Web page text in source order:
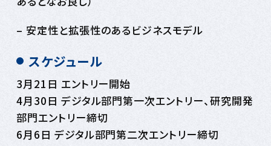
– 安定性と拡張性のあるビジネスモデル
スケジュール
3月21日 エントリー開始
4月30日 デジタル部門第一次エントリー、研究開発
部門エントリー締切
6月6日 デジタル部門第二次エントリー締切